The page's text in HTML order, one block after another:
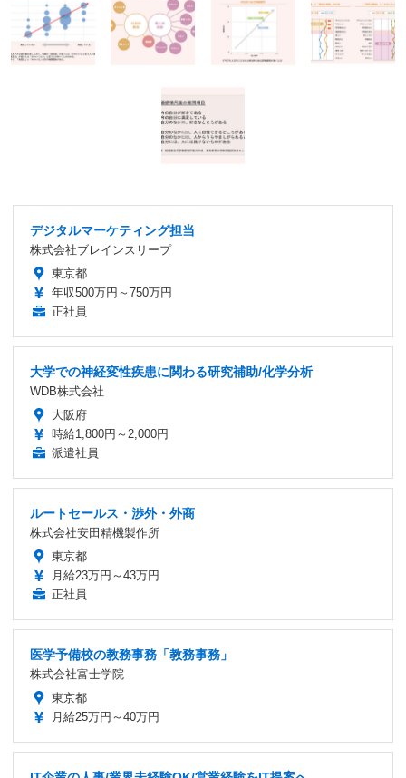
デジタルマーケティング担当
株式会社ブレインスリープ
東京都
年収500万円～750万円
正社員
大学での神経変性疾患に関わる研究補助/化学分析
WDB株式会社
大阪府
時給1,800円～2,000円
派遣社員
ルートセールス・渉外・外商
株式会社安田精機製作所
東京都
月給23万円～43万円
正社員
医学予備校の教務事務「教務事務」
株式会社富士学院
東京都
月給25万円～40万円